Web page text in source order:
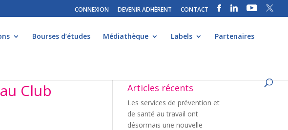
CONNEXION DEVENIR ADHÉRENT CONTACT
Bourses d’études Médiathèque Labels Partenaires
Club Articles récents
Les services de prévention et
de santé au travail ont
désormais une nouvelle